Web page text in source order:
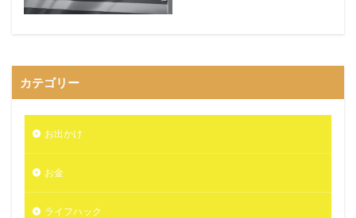
カテゴリー
お出かけ
お金
ライフハック